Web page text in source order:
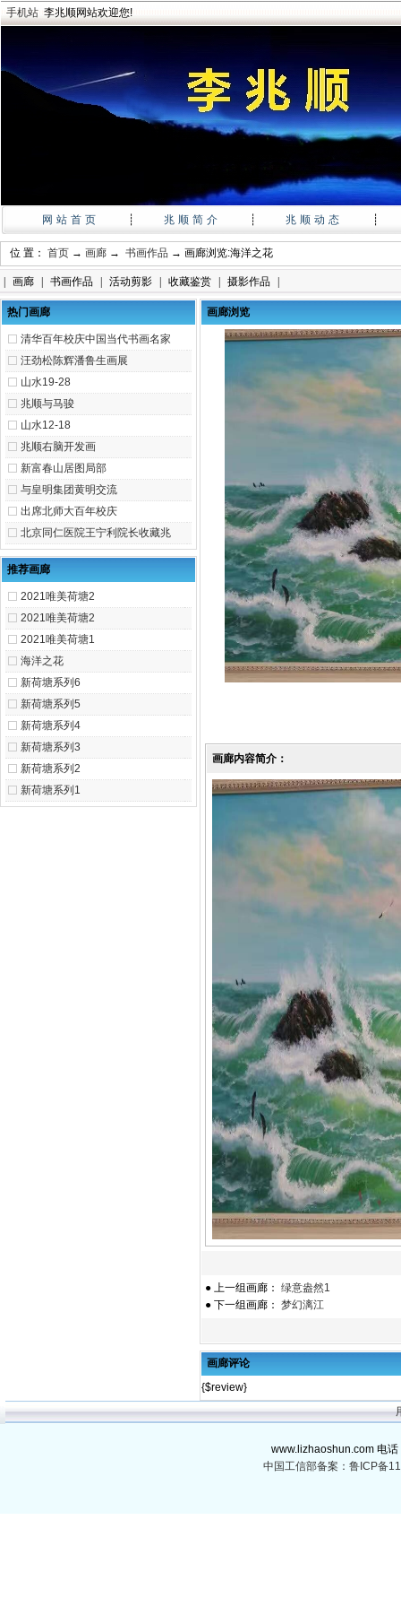
手机站 李兆顺网站欢迎您!
网站首页 ┊ 兆顺简介 ┊ 兆顺动态 ┊
位 置： 首页 → 画廊 → 书画作品 → 画廊浏览:海洋之花
画廊 书画作品 活动剪影 收藏鉴赏 摄影作品
热门画廊
清华百年校庆中国当代书画名家
汪劲松陈辉潘鲁生画展
山水19-28
兆顺与马骏
山水12-18
兆顺右脑开发画
新富春山居图局部
与皇明集团黄明交流
出席北师大百年校庆
北京同仁医院王宁利院长收藏兆
推荐画廊
2021唯美荷塘2
2021唯美荷塘2
2021唯美荷塘1
海洋之花
新荷塘系列6
新荷塘系列5
新荷塘系列4
新荷塘系列3
新荷塘系列2
新荷塘系列1
画廊浏览
画廊内容简介：
● 上一组画廊： 绿意盎然1
● 下一组画廊： 梦幻漓江
画廊评论
{$review}
www.lizhaoshun.com 电
中国工信部备案：鲁ICP备